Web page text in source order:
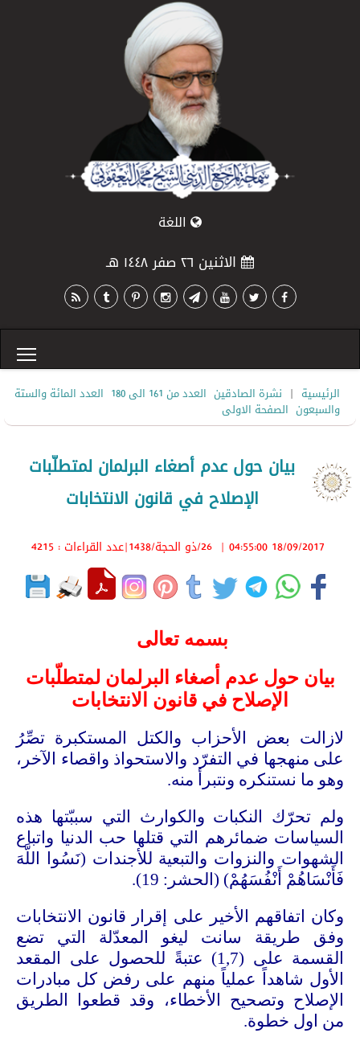
اللغة
الاثنين ٢٦ صفر ١٤٤٨ هـ
الرئيسية | نشرة الصادقين العدد من 161 الى 180
العدد المائة والستة
والسبعون الصفحة الاولى
بيان حول عدم أصغاء البرلمان لمتطلّبات
الإصلاح في قانون الانتخابات
18/09/2017 04:55:00
| 26/ذو الحجة/1438 |عدد القراءات : 4215
بسمه تعالى
بيان حول عدم أصغاء البرلمان لمتطلّبات
الإصلاح في قانون الانتخابات
لازالت بعض الأحزاب والكتل المستكبرة تصِّرُ
على منهجها في التفرّد والاستحواذ واقصاء الآخر،
وهو ما نستنكره ونتبرأ منه.
ولم تحرّك النكبات والكوارث التي سببّتها هذه
السياسات ضمائرهم التي قتلها حب الدنيا واتباع
الشهوات والنزوات والتبعية للأجندات (نَسُوا اللَّهَ
فَأَنْسَاهُمْ أَنْفُسَهُمْ) (الحشر: 19).
وكان اتفاقهم الأخير على إقرار قانون الانتخابات
وفق طريقة سانت ليغو المعدّلة التي تضع
القسمة على (1,7) عتبةً للحصول على المقعد
الأول شاهداً عملياً منهم على رفض كل مبادرات
الإصلاح وتصحيح الأخطاء، وقد قطعوا الطريق
من اول خطوة.